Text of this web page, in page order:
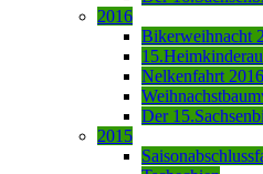
2016
Bikerweihnacht
Nelkenfahrt 2016
Der
2015